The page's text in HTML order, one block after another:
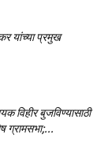
यांच्या प्रमुख
विहीर बुजविण्यासाठी
ग्रामसभा;...